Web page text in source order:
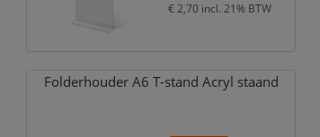
€ 2,70 incl. 21% BTW
Folderhouder A6 T-stand Acryl staand